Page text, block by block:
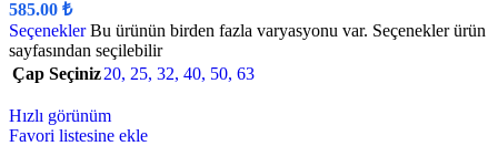
585.00 ₺
Seçenekler Bu ürünün birden fazla varyasyonu var. Seçenekler ürün
sayfasından seçilebilir
Çap Seçiniz20, 25, 32, 40, 50, 63
Hızlı görünüm
Favori listesine ekle